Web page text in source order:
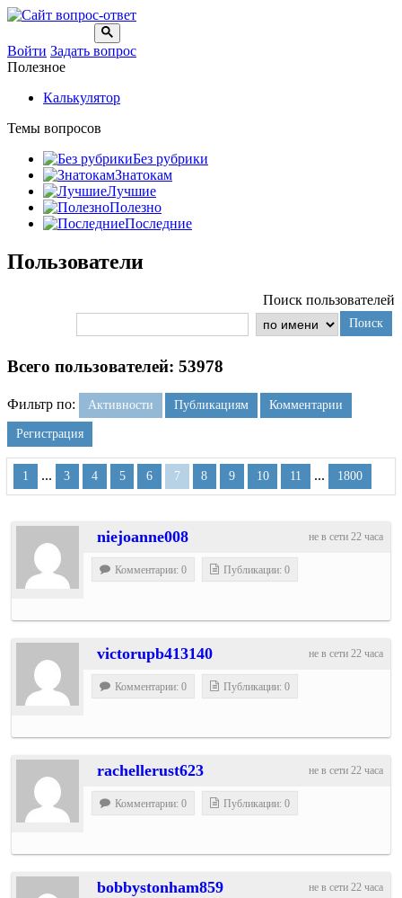
Войти Задать вопрос
Полезное
Калькулятор
Темы вопросов
Без рубрики
Знатокам
Лучшие
Полезно
Последние
Пользователи
Поиск пользователей
Поиск
Всего пользователей: 53978
Фильтр по: Активности Публикациям Комментарии
Регистрация
1 ... 3 4 5 6 7 8 9 10 11 ... 1800
не в сети 22 часа
niejoanne008
Комментарии: 0 Публикации: 0
не в сети 22 часа
victorupb413140
Комментарии: 0 Публикации: 0
не в сети 22 часа
rachellerust623
Комментарии: 0 Публикации: 0
не в сети 22 часа
bobbystonham859